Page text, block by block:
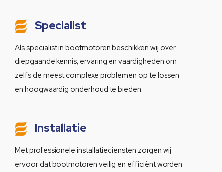
Specialist
Als specialist in bootmotoren beschikken wij over
diepgaande kennis, ervaring en vaardigheden om
zelfs de meest complexe problemen op te lossen
en hoogwaardig onderhoud te bieden.
Installatie
Met professionele installatiediensten zorgen wij
ervoor dat bootmotoren veilig en efficiënt worden